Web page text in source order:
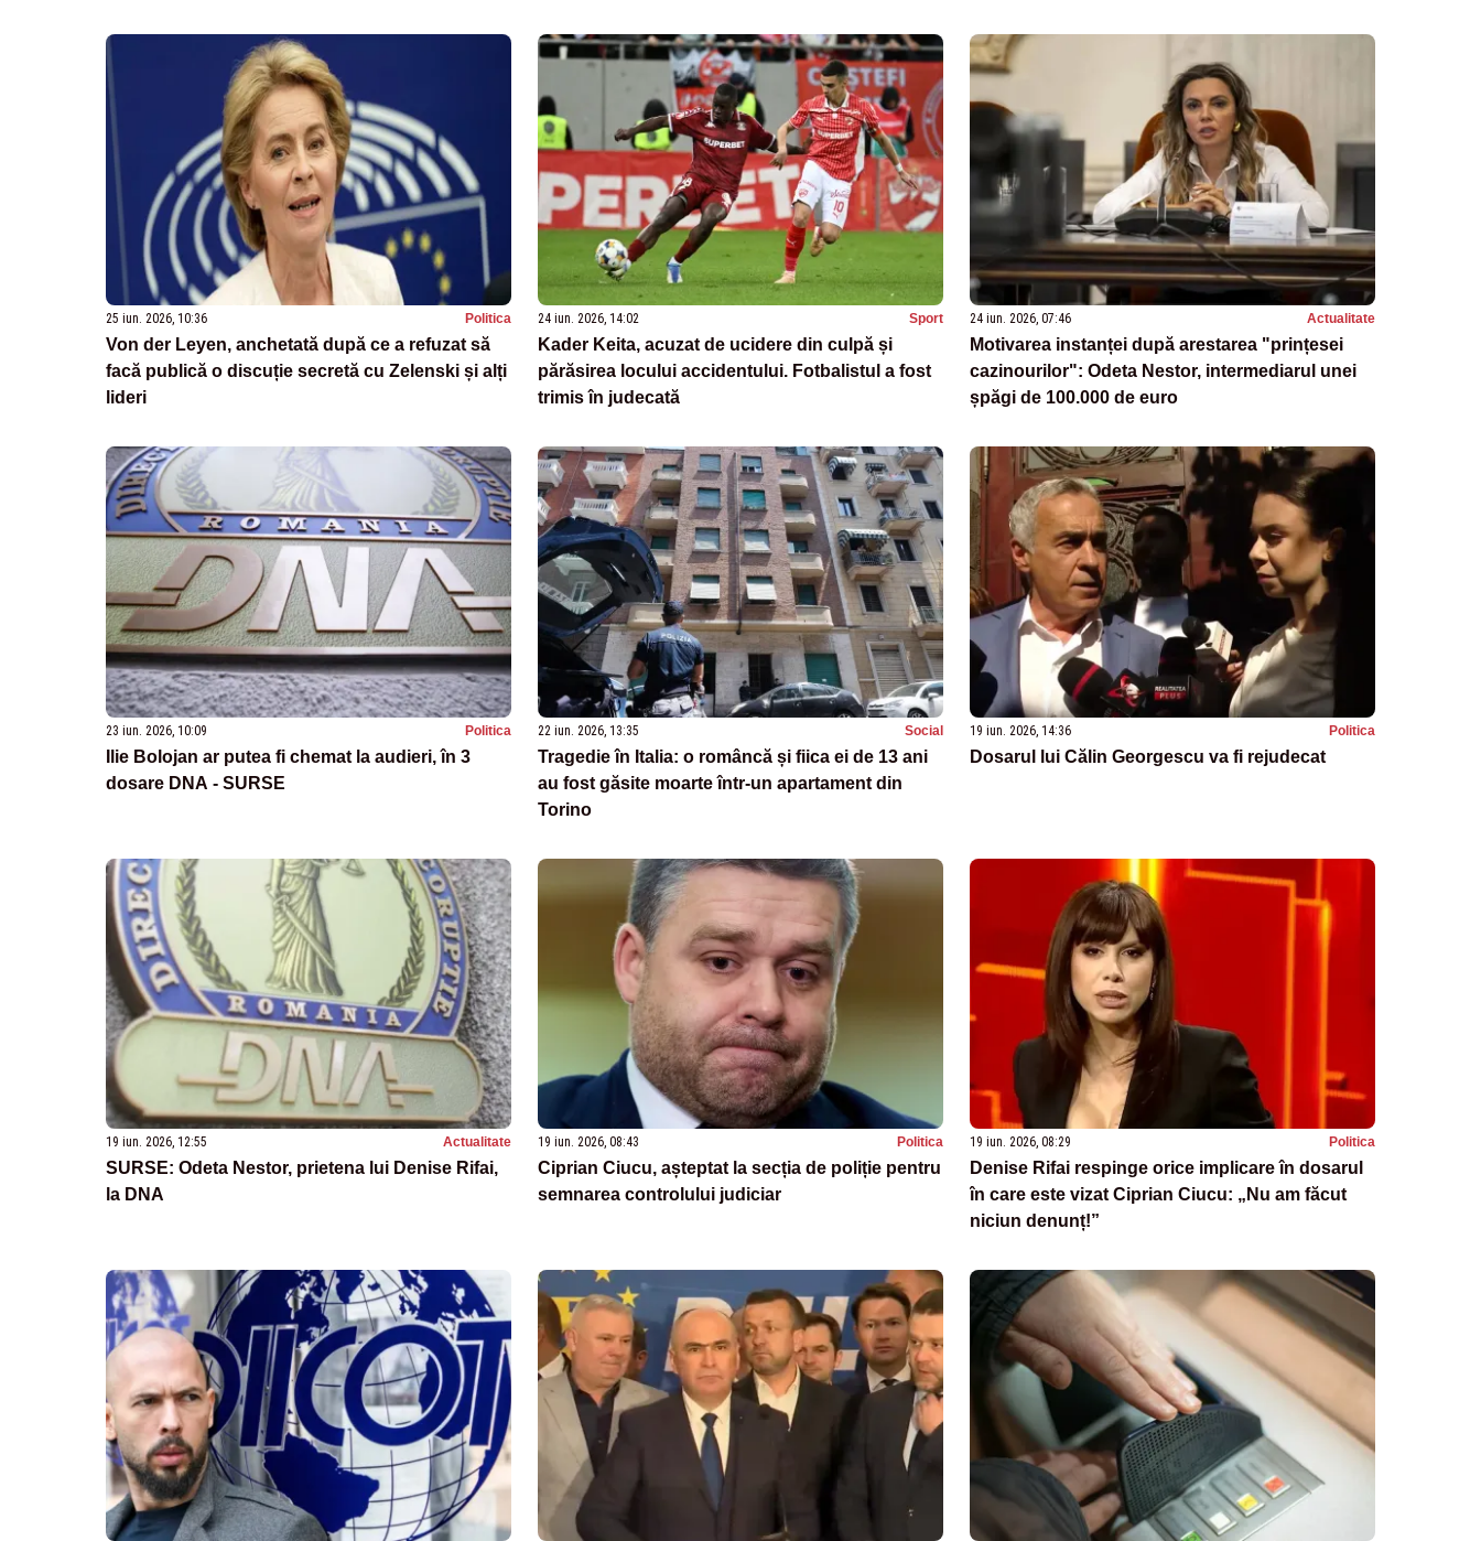
25 iun. 2026, 10:36 Politica
Von der Leyen, anchetată după ce a refuzat să
facă publică o discuție secretă cu Zelenski și alți
lideri
24 iun. 2026, 14:02 Sport
Kader Keita, acuzat de ucidere din culpă și
părăsirea locului accidentului. Fotbalistul a fost
trimis în judecată
24 iun. 2026, 07:46 Actualitate
Motivarea instanței după arestarea "prințesei
cazinourilor": Odeta Nestor, intermediarul unei
șpăgi de 100.000 de euro
23 iun. 2026, 10:09 Politica
Ilie Bolojan ar putea fi chemat la audieri, în 3
dosare DNA - SURSE
22 iun. 2026, 13:35 Social
Tragedie în Italia: o româncă și fiica ei de 13 ani
au fost găsite moarte într-un apartament din
Torino
19 iun. 2026, 14:36 Politica
Dosarul lui Călin Georgescu va fi rejudecat
19 iun. 2026, 12:55 Actualitate
SURSE: Odeta Nestor, prietena lui Denise Rifai,
la DNA
19 iun. 2026, 08:43 Politica
Ciprian Ciucu, așteptat la secția de poliție pentru
semnarea controlului judiciar
19 iun. 2026, 08:29 Politica
Denise Rifai respinge orice implicare în dosarul
în care este vizat Ciprian Ciucu: „Nu am făcut
niciun denunț!”